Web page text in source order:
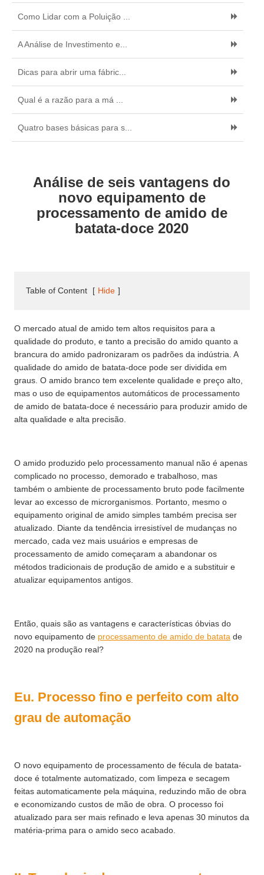
Como Lidar com a Poluição ...
A Análise de Investimento e...
Dicas para abrir uma fábric...
Qual é a razão para a má ...
Quatro bases básicas para s...
Análise de seis vantagens do
novo equipamento de
processamento de amido de
batata-doce 2020
Table of Content [ Hide ]
O mercado atual de amido tem altos requisitos para a
qualidade do produto, e tanto a precisão do amido quanto a
brancura do amido padronizaram os padrões da indústria. A
qualidade do amido de batata-doce pode ser dividida em
graus. O amido branco tem excelente qualidade e preço alto,
mas o uso de equipamentos automáticos de processamento
de amido de batata-doce é necessário para produzir amido de
alta qualidade e alta precisão.
O amido produzido pelo processamento manual não é apenas
complicado no processo, demorado e trabalhoso, mas
também o ambiente de processamento bruto pode facilmente
levar ao excesso de microrganismos. Portanto, mesmo o
equipamento original de amido simples também precisa ser
atualizado. Diante da tendência irresistível de mudanças no
mercado, cada vez mais usuários e empresas de
processamento de amido começaram a abandonar os
métodos tradicionais de produção de amido e a substituir e
atualizar equipamentos antigos.
Então, quais são as vantagens e características óbvias do
novo equipamento de processamento de amido de batata de
2020 na produção real?
Eu. Processo fino e perfeito com alto
grau de automação
O novo equipamento de processamento de fécula de batata-
doce é totalmente automatizado, com limpeza e secagem
feitas automaticamente pela máquina, reduzindo mão de obra
e economizando custos de mão de obra. O processo foi
atualizado para ser mais refinado e leva apenas 30 minutos da
matéria-prima para o amido seco acabado.